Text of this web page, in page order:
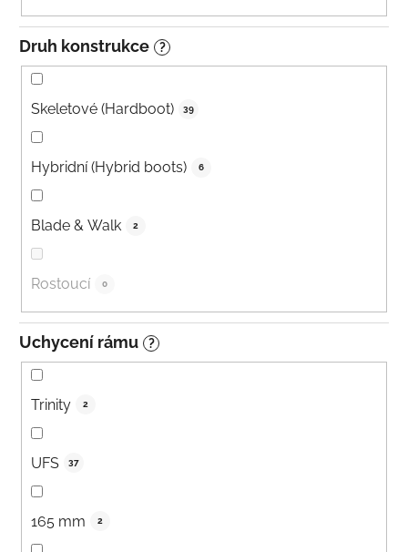
Druh konstrukce ?
Skeletové (Hardboot) 39
Hybridní (Hybrid boots) 6
Blade & Walk 2
Rostoucí 0
Uchycení rámu ?
Trinity 2
UFS 37
165 mm 2